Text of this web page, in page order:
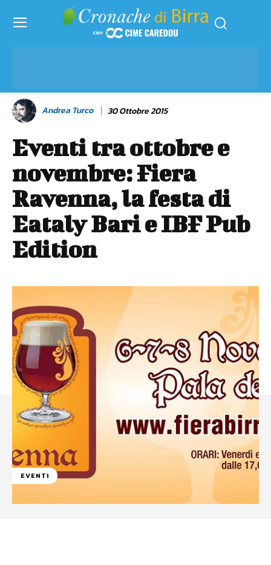
Andrea Turco 30 Ottobre 2015
Eventi tra ottobre e
novembre: Fiera
Ravenna, la festa di
Eataly Bari e IBF Pub
Edition
EVENTI